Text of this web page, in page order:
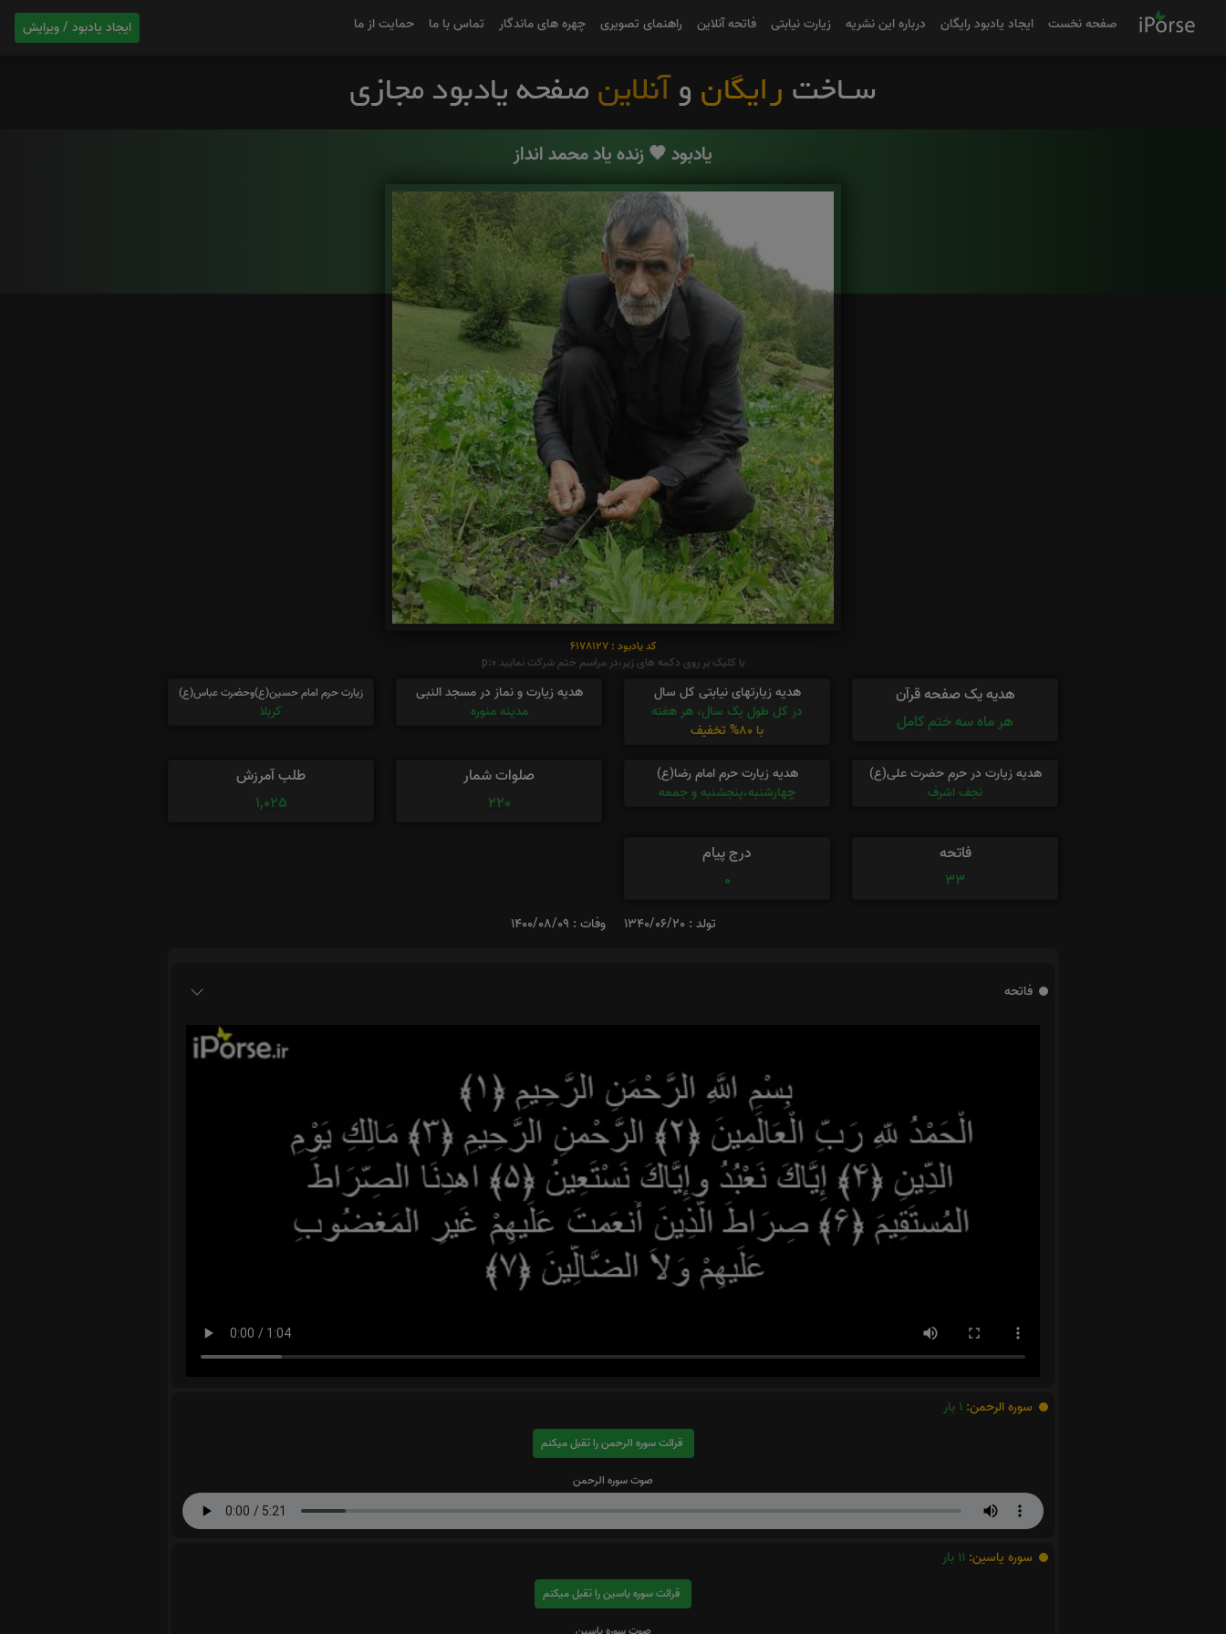
ایجاد یادبود / ویرایش صفحه نخست ایجاد یادبود رایگان درباره این نشریه زیارت نیابتی فاتحه آنلاین راهنمای تصویری چهره های ماندگار تماس با ما حمایت از ما
یادبود 🖤 زنده یاد محمد انداز
کد یادبود : 6178127
با کلیک بر روی دکمه های زیر،در مراسم ختم شرکت نمایید p:0
هدیه یک صفحه قرآن
هر ماه سه ختم کامل
هدیه زیارتهای نیابتی کل سال
در کل طول یک سال، هر هفته
با 80% تخفیف
هدیه زیارت و نماز در مسجد النبی
مدینه منوره
زیارت حرم امام حسین(ع)وحضرت عباس(ع)
کربلا
هدیه زیارت در حرم حضرت علی(ع)
نجف اشرف
هدیه زیارت حرم امام رضا(ع)
چهارشنبه،پنجشنبه و جمعه
صلوات شمار
220
طلب آمرزش
1,025
فاتحه
33
درج پیام
0
تولد : 1340/06/20 وفات : 1400/08/09
فاتحه
سوره الرحمن: 1 بار
قرائت سوره الرحمن را تقبل میکنم
صوت سوره الرحمن
سوره یاسین: 11 بار
قرائت سوره یاسین را تقبل میکنم